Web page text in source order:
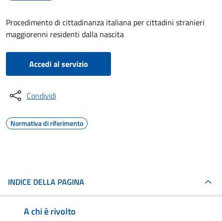
Procedimento di cittadinanza italiana per cittadini stranieri
maggiorenni residenti dalla nascita
Accedi al servizio
Condividi
Normativa di riferimento
INDICE DELLA PAGINA
A chi è rivolto